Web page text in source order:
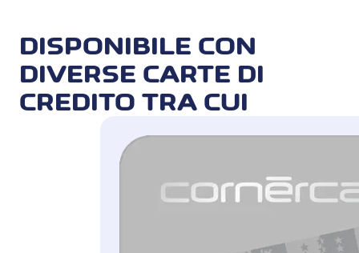
DISPONIBILE CON
DIVERSE CARTE DI
CREDITO TRA CUI